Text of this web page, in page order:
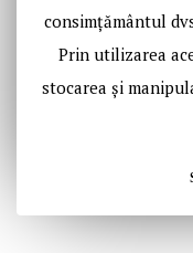
consimțământul
Prin utilizarea
stocarea și